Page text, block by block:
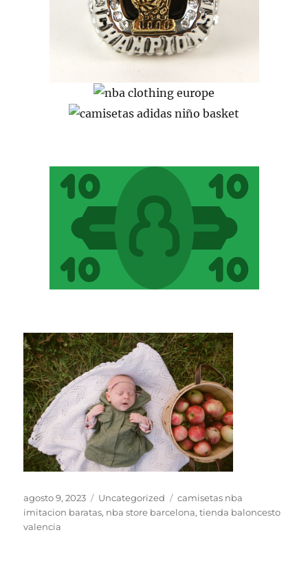
Publicado
el
agosto 9, 2023 Categorías
Uncategorized Etiquetas
camisetas nba
imitacion baratas, nba store barcelona,tienda baloncesto
valencia